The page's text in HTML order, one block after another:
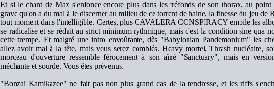
Et si le chant de Max s'enfonce encore plus dans les tréfonds de son thorax, au
grave qu'on a du mal à le discerner au milieu de ce torrent de haine, la finesse du jeu de
tout moment dans l'intelligible. Certes, plus CAVALERA CONSPIRACY empile les
se radicalise et se réduit au strict minimum rythmique, mais c'est la condition sine qua
cette trempe. Et malgré une intro envoûtante, dès "Babylonian Pandemonium" les
allez avoir mal à la tête, mais vous serez comblés. Heavy mortel, Thrash nucléaire,
morceau d'ouverture ressemble férocement à son aîné "Sanctuary", mais en
méchante et sourde. Vous êtes prévenus.
"Bonzai Kamikazee" ne fait pas non plus grand cas de la tendresse, et les riffs